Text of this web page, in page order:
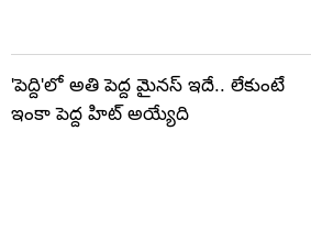
'పెద్ది'లో అతి పెద్ద మైనస్ ఇదే.. లేకుంటే
ఇంకా పెద్ద హిట్ అయ్యేది